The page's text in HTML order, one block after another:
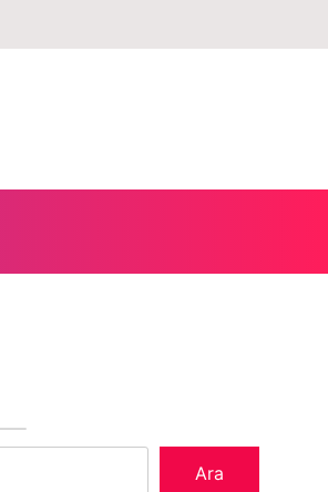
Ara